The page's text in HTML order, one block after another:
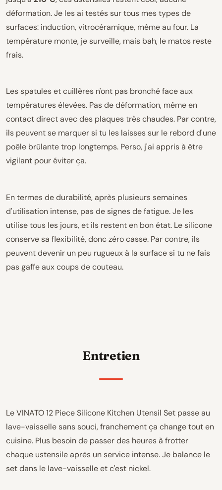
déformation. Je les ai testés sur tous mes types de
surfaces: induction, vitrocéramique, même au four. La
température monte, je surveille, mais bah, le matos reste
frais.
Les spatules et cuillères n'ont pas bronché face aux
températures élevées. Pas de déformation, même en
contact direct avec des plaques très chaudes. Par contre,
ils peuvent se marquer si tu les laisses sur le rebord d'une
poêle brûlante trop longtemps. Perso, j'ai appris à être
vigilant pour éviter ça.
En termes de durabilité, après plusieurs semaines
d'utilisation intense, pas de signes de fatigue. Je les
utilise tous les jours, et ils restent en bon état. Le silicone
conserve sa flexibilité, donc zéro casse. Par contre, ils
peuvent devenir un peu rugueux à la surface si tu ne fais
pas gaffe aux coups de couteau.
Entretien
Le VINATO 12 Piece Silicone Kitchen Utensil Set passe au
lave-vaisselle sans souci, franchement ça change tout en
cuisine. Plus besoin de passer des heures à frotter
chaque ustensile après un service intense. Je balance le
set dans le lave-vaisselle et c'est nickel.